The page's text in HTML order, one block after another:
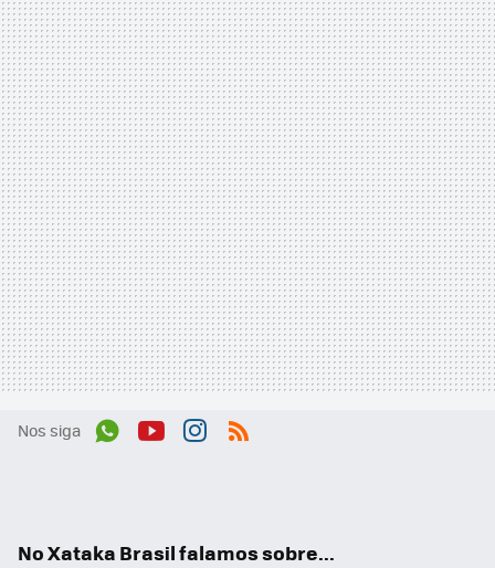
Nos siga
No Xataka Brasil falamos sobre...